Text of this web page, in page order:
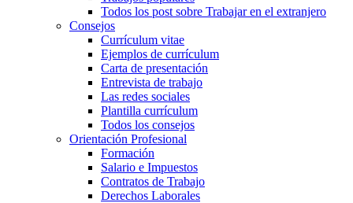
Todos los post sobre Trabajar en el extranjero
Consejos
Currículum vitae
Ejemplos de currículum
Carta de presentación
Entrevista de trabajo
Las redes sociales
Plantilla currículum
Todos los consejos
Orientación Profesional
Formación
Salario e Impuestos
Contratos de Trabajo
Derechos Laborales